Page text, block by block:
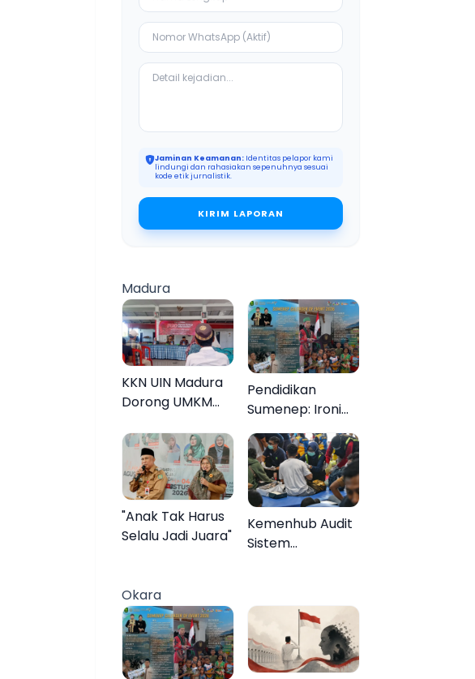
Jaminan Keamanan: Identitas pelapor kami
lindungi dan rahasiakan sepenuhnya sesuai
kode etik jurnalistik.
KIRIM LAPORAN
Madura
KKN UIN Madura
Dorong UMKM
Naik Kelas
Pendidikan
Sumenep: Ironi
13.095 Anak Tidak
Sekolah
Menyaksikan
Semarak Festival
Kalender Event
2026
"Anak Tak Harus
Selalu Jadi Juara"
Kemenhub Audit
Sistem
Mutiara Sentosa
II
Okara